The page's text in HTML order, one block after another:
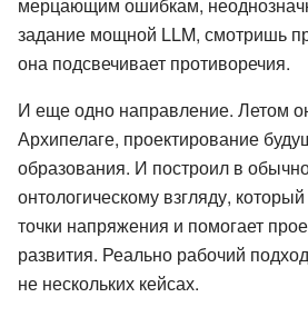
задание мощной LLM, смотришь
она подсвечивает противоречия.
И еще одно направление. Летом
Архипелаге, проектирование
образования. И построил в
онтологическому взгляду,
точки напряжения и помогает
развития. Реально рабочий
не нескольких кейсах.